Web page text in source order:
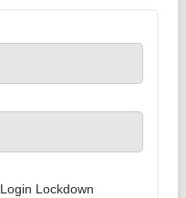
Login Lockdown